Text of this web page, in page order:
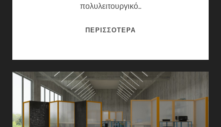
πολυλειτουργικό…
ΠΕΡΙΣΣΌΤΕΡΑ